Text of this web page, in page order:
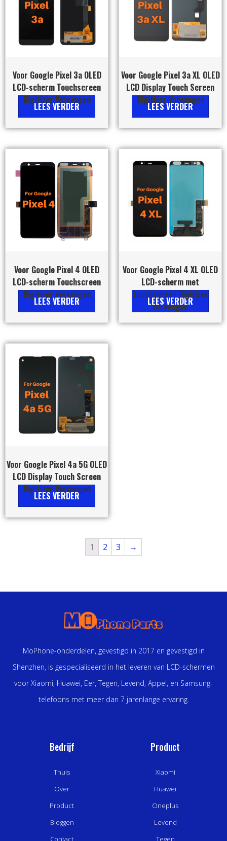
Voor Google Pixel 3a OLED
LCD-scherm Touchscreen
Digitizer Vervangen
LEES VERDER
Voor Google Pixel 3a XL OLED
LCD Display Touch Screen
Digitizer Vervangen
LEES VERDER
Voor Google Pixel 4 OLED
LCD-scherm Touchscreen
Digitizer vervangen
LEES VERDER
Voor Google Pixel 4 XL OLED
LCD-scherm met
touchscreen Digitizer
vervangen
LEES VERDER
Voor Google Pixel 4a 5G OLED
LCD Display Touch Screen
Digitizer Vervangen
LEES VERDER
1 2 3 →
MoPhone-onderdelen, gevestigd in 2017 en gevestigd in
Shenzhen, is gespecialiseerd in het leveren van LCD-schermen
voor Xiaomi, Huawei, Eer, Tegen, Levend, Appel, en Samsung-
telefoons met meer dan 7 jarenlange ervaring.
Bedrijf
Thuis
Over
Product
Bloggen
Contact
Product
Xiaomi
Huawei
Oneplus
Levend
Tegen